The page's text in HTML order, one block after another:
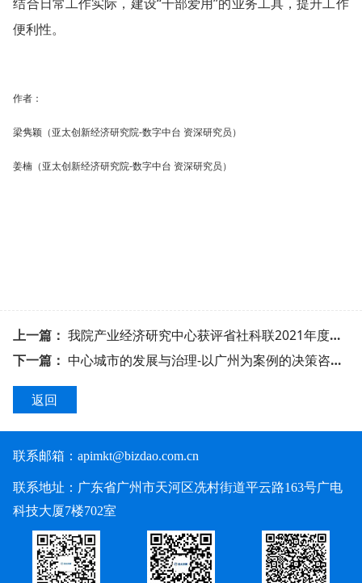
便利性。
作者：
梁隽颖（亚太创新经济研究院-数字中台 资深研究员）
姜楠（亚太创新经济研究院-数字中台 资深研究员）
上一篇： 我院产业经济研究中心获评省社科联2021年度优秀研究基地
下一篇： 中心城市的发展与治理-以广州为案例的决策咨询报告
返回
联系邮箱： apimkt@bizdao.com.cn
联系地址：广东省广州市天河区冼村街道平云路163号广电
科技大厦7楼702室